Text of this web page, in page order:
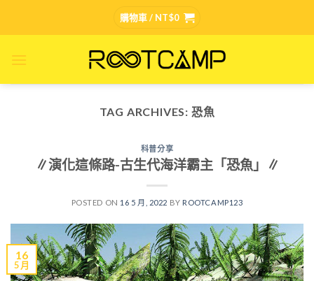
購物車 / NT$0
TAG ARCHIVES: 恐魚
科普分享
∥演化這條路-古生代海洋霸主「恐魚」∥
POSTED ON 16 5 月, 2022 BY ROOTCAMP123
16
5 月